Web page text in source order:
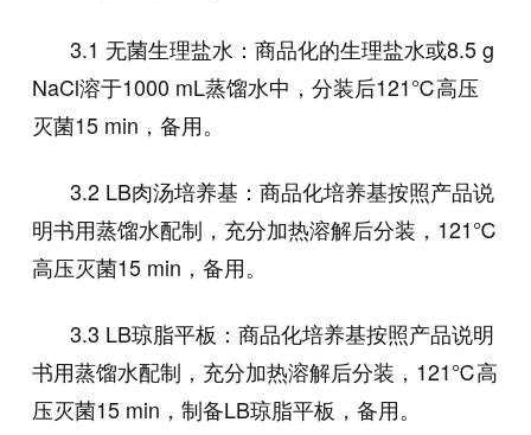
3.1 无菌生理盐水：商品化的生理盐水或8.5 g
NaCl溶于1000 mL蒸馏水中，分装后121℃高压
灭菌15 min，备用。
3.2 LB肉汤培养基：商品化培养基按照产品说
明书用蒸馏水配制，充分加热溶解后分装，121℃
高压灭菌15 min，备用。
3.3 LB琼脂平板：商品化培养基按照产品说明
书用蒸馏水配制，充分加热溶解后分装，121℃高
压灭菌15 min，制备LB琼脂平板，备用。